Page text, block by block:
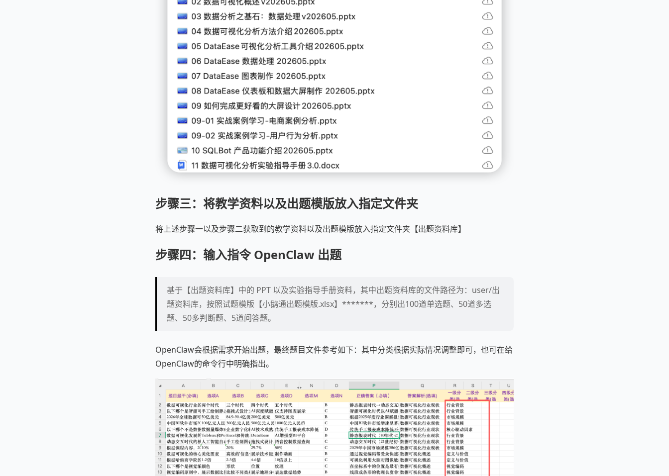
步骤三：将教学资料以及出题模版放入指定文件夹
将上述步骤一以及步骤二获取到的教学资料以及出题模版放入指定文件夹【出题资料库】
步骤四：输入指令 OpenClaw 出题
基于【出题资料库】中的 PPT 以及实验指导手册资料，其中出题资料库的文件路径为：user/出
题资料库，按照试题模版【小鹅通出题模版.xlsx】*******，分别出100道单选题、50道多选
题、50多判断题、5道问答题。
OpenClaw会根据需求开始出题，最终题目文件参考如下：其中分类根据实际情况调整即可，也可在给
OpenClaw的命令行中明确指出。